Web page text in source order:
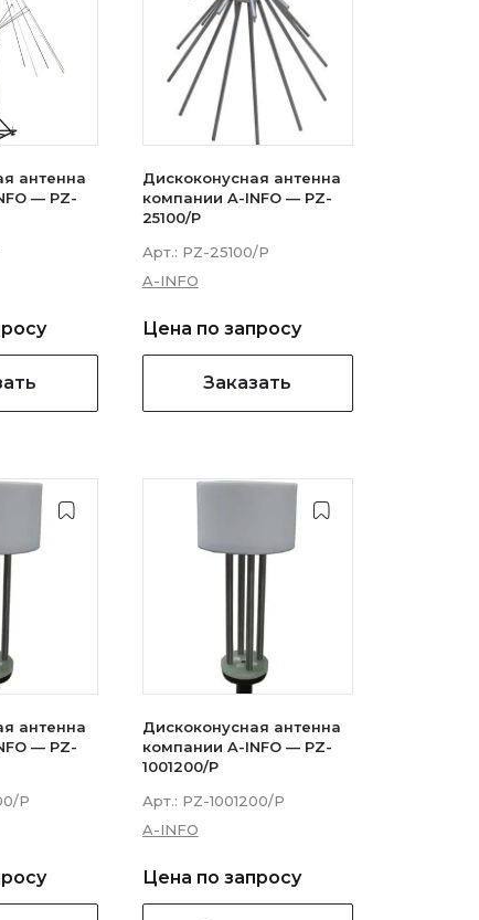
антенна
— PZ-
Дискоконусная антенна
компании A-INFO — PZ-
25100/P
Арт.: PZ-25100/P
A-INFO
Цена по запросу
Заказать
антенна
— PZ-
P
Дискоконусная антенна
компании A-INFO — PZ-
1001200/P
Арт.: PZ-1001200/P
A-INFO
Цена по запросу